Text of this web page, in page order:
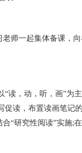
师一起集体备课，
读，动，听，画”为
促读，布置读画笔记
“研究性阅读”实施;